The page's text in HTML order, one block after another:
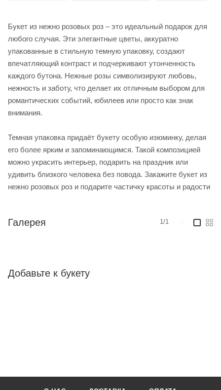
Букет из нежно розовых роз – это идеальный подарок для
любого случая. Эти элегантные цветы, аккуратно
упакованные в стильную темную упаковку, создают
впечатляющий контраст и подчеркивают утонченность
каждого бутона. Нежные розы символизируют любовь,
нежность и заботу, что делает их отличным выбором для
романтических событий, юбилеев или просто как знак
внимания.
Темная упаковка придаёт букету особую изюминку, делая
его более ярким и запоминающимся. Такой композицией
можно украсить интерьер, подарить на праздник или
удивить близкого человека без повода. Закажите букет из
нежно розовых роз и подарите частичку красоты и радости
Галерея 1/1
Добавьте к букету